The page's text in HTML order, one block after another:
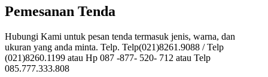
Pemesanan Tenda
Hubungi Kami untuk pesan tenda termasuk jenis, warna, dan
ukuran yang anda minta. Telp. Telp(021)8261.9088 / Telp
(021)8260.1199 atau Hp 087 -877- 520- 712 atau Telp
085.777.333.808